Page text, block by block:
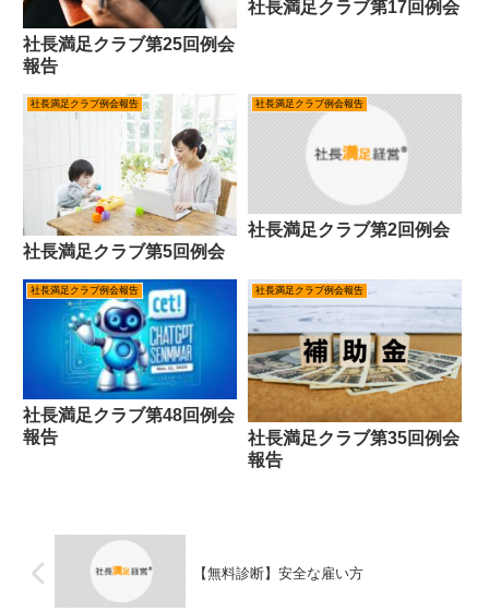
社長満足クラブ第25回例会
報告
社長満足クラブ第17回例会
社長満足クラブ例会報告
社長満足クラブ第5回例会
社長満足クラブ例会報告
社長満足クラブ第2回例会
社長満足クラブ例会報告
社長満足クラブ第48回例会
報告
社長満足クラブ例会報告
社長満足クラブ第35回例会
報告
【無料診断】安全な雇い方